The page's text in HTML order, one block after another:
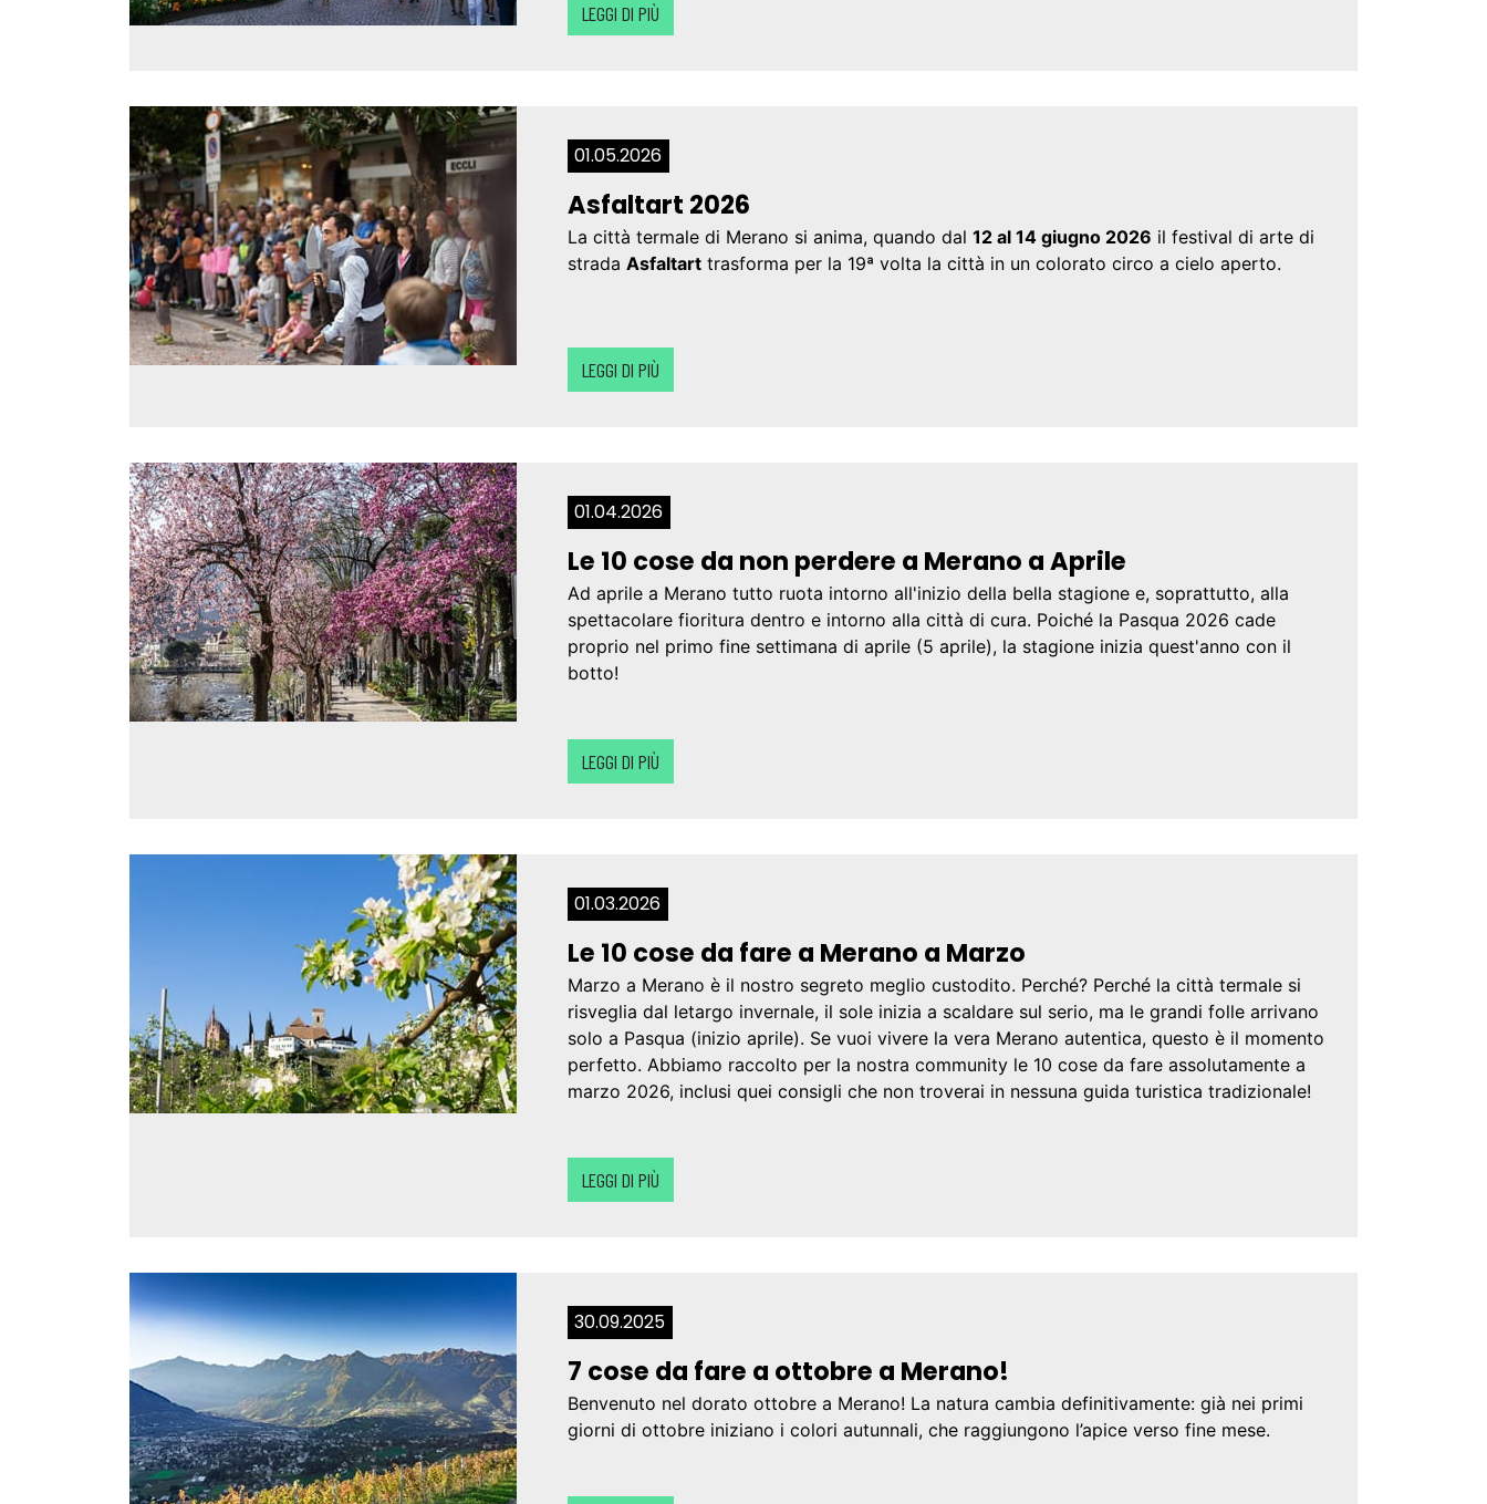
LEGGI DI PIÙ
01.05.2026
Asfaltart 2026
La città termale di Merano si anima, quando dal 12 al 14 giugno 2026 il festival di arte di
strada Asfaltart trasforma per la 19ª volta la città in un colorato circo a cielo aperto.
LEGGI DI PIÙ
01.04.2026
Le 10 cose da non perdere a Merano a Aprile
Ad aprile a Merano tutto ruota intorno all'inizio della bella stagione e, soprattutto, alla
spettacolare fioritura dentro e intorno alla città di cura. Poiché la Pasqua 2026 cade
proprio nel primo fine settimana di aprile (5 aprile), la stagione inizia quest'anno con il
botto!
LEGGI DI PIÙ
01.03.2026
Le 10 cose da fare a Merano a Marzo
Marzo a Merano è il nostro segreto meglio custodito. Perché? Perché la città termale si
risveglia dal letargo invernale, il sole inizia a scaldare sul serio, ma le grandi folle arrivano
solo a Pasqua (inizio aprile). Se vuoi vivere la vera Merano autentica, questo è il momento
perfetto. Abbiamo raccolto per la nostra community le 10 cose da fare assolutamente a
marzo 2026, inclusi quei consigli che non troverai in nessuna guida turistica tradizionale!
LEGGI DI PIÙ
30.09.2025
7 cose da fare a ottobre a Merano!
Benvenuto nel dorato ottobre a Merano! La natura cambia definitivamente: già nei primi
giorni di ottobre iniziano i colori autunnali, che raggiungono l’apice verso fine mese.